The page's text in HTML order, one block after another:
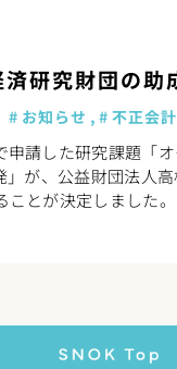
研究財団の助
お知らせ 不正会
申請した研究課題「
」が、公益財団法人
ことが決定しました